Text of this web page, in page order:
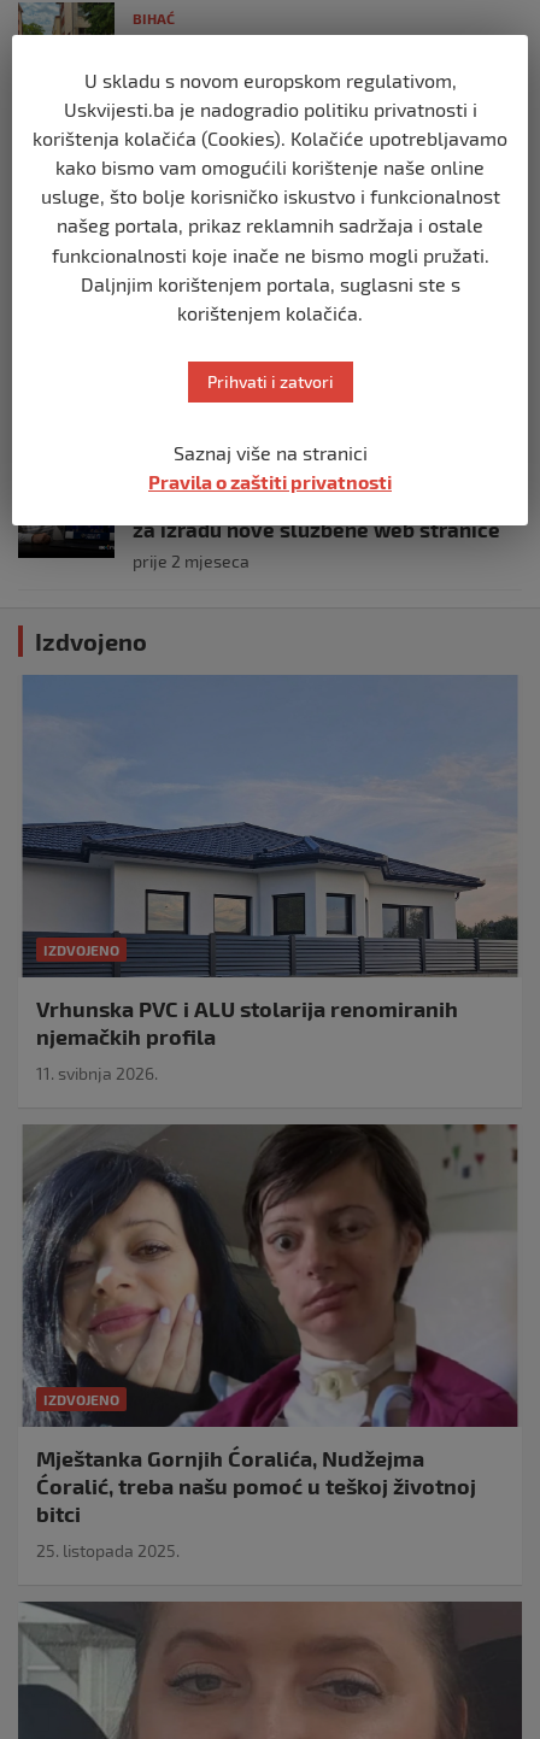
BIHAĆ
istine i opomene
prije 4 tjedna
BIHAĆ
Mladi SDA Bihać obilježili 36. godišnjicu
Stranke
prije 1 mjesec
više djece mogle bi plaćati 50% manju
komunalnu naknadu
BIHAĆ
za izradu nove službene web stranice
prije 2 mjeseca
Izdvojeno
IZDVOJENO
Vrhunska PVC i ALU stolarija renomiranih
njemačkih profila
11. svibnja 2026.
IZDVOJENO
Mještanka Gornjih Ćoralića, Nudžejma
Ćoralić, treba našu pomoć u teškoj životnoj
bitci
25. listopada 2025.
U skladu s novom europskom regulativom,
Uskvijesti.ba je nadogradio politiku privatnosti i
korištenja kolačića (Cookies). Kolačiće upotrebljavamo
kako bismo vam omogućili korištenje naše online
usluge, što bolje korisničko iskustvo i funkcionalnost
našeg portala, prikaz reklamnih sadržaja i ostale
funkcionalnosti koje inače ne bismo mogli pružati.
Daljnjim korištenjem portala, suglasni ste s
korištenjem kolačića.
Prihvati i zatvori
Saznaj više na stranici
Pravila o zaštiti privatnosti